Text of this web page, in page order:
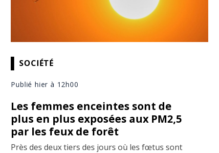
SOCIÉTÉ
Publié hier à 12h00
Les femmes enceintes sont de
plus en plus exposées aux PM2,5
par les feux de forêt
Près des deux tiers des jours où les fœtus sont